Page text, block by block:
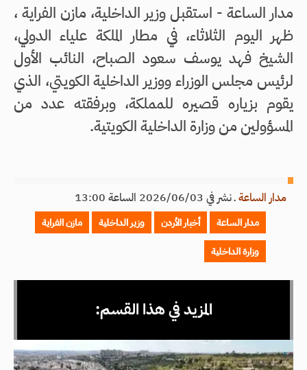
مدار الساعة - استقبل وزير الداخلية، مازن الفراية ،
ظهر اليوم الثلاثاء، في مطار الملكة علياء الدولي،
الشيخ فهد يوسف سعود الصباح، النائب الأول
لرئيس مجلس الوزراء ووزير الداخلية الكويتي، الذي
يقوم بزياره قصيره للمملكة، وبرفقته عدد من
المسؤولين من وزارة الداخلية الكويتية.
مدار الساعةـنشر في 2026/06/03 الساعة 13:00
مدار الساعة أخبار الأردن وزير الداخلية
مازن الفراية
وزارة الداخلية
المزيد في هذا القسم: